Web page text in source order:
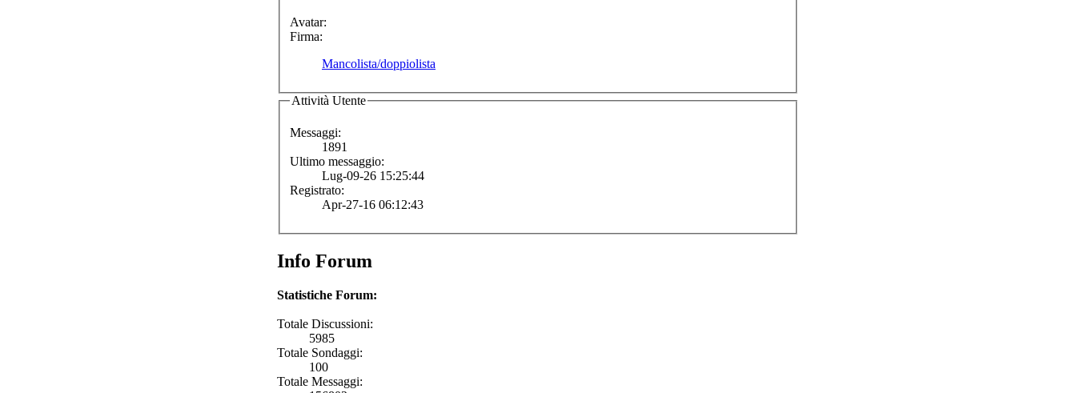
Avatar:
Firma:
Mancolista/doppiolista
Attività Utente
Messaggi:
1891
Ultimo messaggio:
Lug-09-26 15:25:44
Registrato:
Apr-27-16 06:12:43
Info Forum
Statistiche Forum:
Totale Discussioni:
5985
Totale Sondaggi:
100
Totale Messaggi: